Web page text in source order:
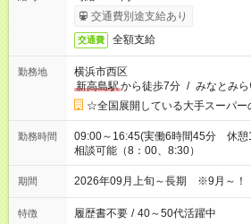
交通費別途支給あり
交通費 全額支給
勤務地
横浜市西区
新高島駅から徒歩7分 / みなとみ
☆全国展開している大手スーパー
勤務時間
09:00～16:45(実働6時間45分 休
相談可能（8：00、8:30）
期間 2026年09月上旬～長期 ※9月～！
特徴 履歴書不要 / 40～50代活躍中